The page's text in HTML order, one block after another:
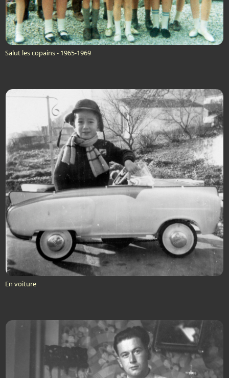
Salut les copains - 1965-1969
En voiture